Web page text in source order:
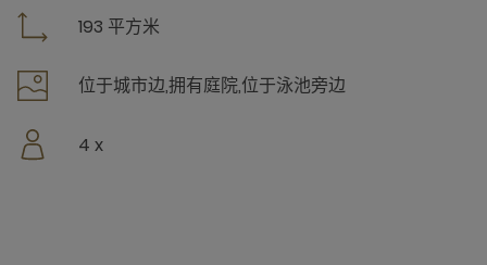
193 平方米
位于城市边,拥有庭院,位于泳池旁边
4 x